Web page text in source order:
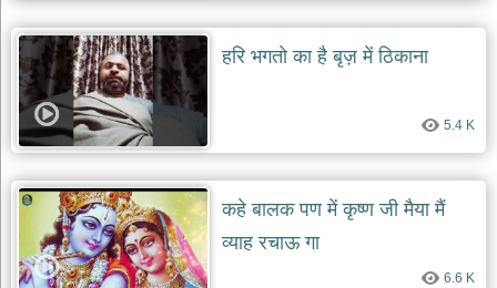
जोड़ें
add
bhajans
हरि भगतो का है बृज़ में ठिकाना
5.4 K
कहे बालक पण में कृष्ण जी मैया मैं
व्याह रचाऊ गा
6.6 K